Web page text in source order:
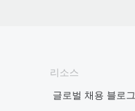
리소스
글로벌 채용 블로그